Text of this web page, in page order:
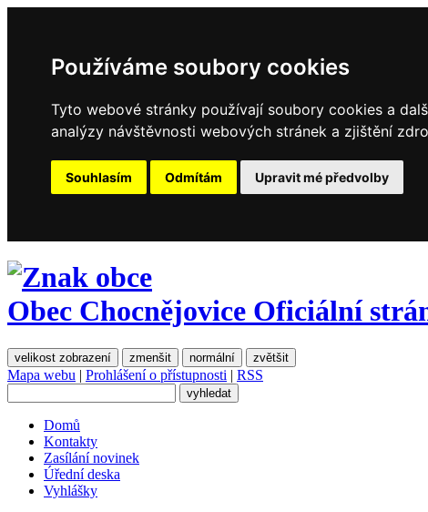
Používáme soubory cookies
Tyto webové stránky používají soubory cookies a
analýzy návštěvnosti webových stránek a zjištění
Souhlasím Odmítám Upravit mé předvolby
Obec Chocnějovice Oficiální
velikost zobrazení zmenšit normální zvětšit
Mapa webu | Prohlášení o přístupnosti | RSS
Domů
Kontakty
Zasílání novinek
Úřední deska
Vyhlášky